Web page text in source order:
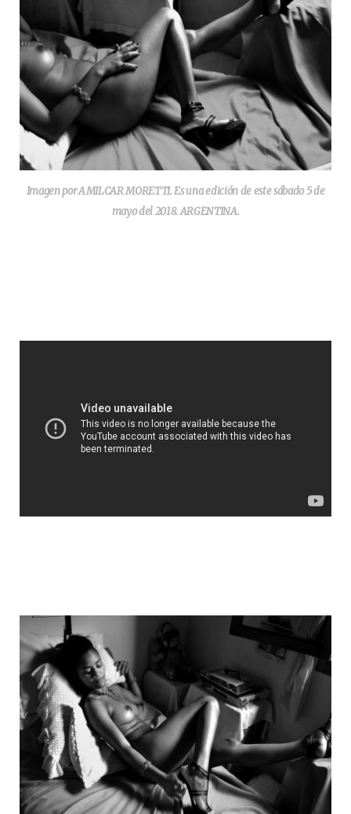
Imagen por AMILCAR MORETTI. Es una edición de este sábado 5 de
mayo del 2018. ARGENTINA.